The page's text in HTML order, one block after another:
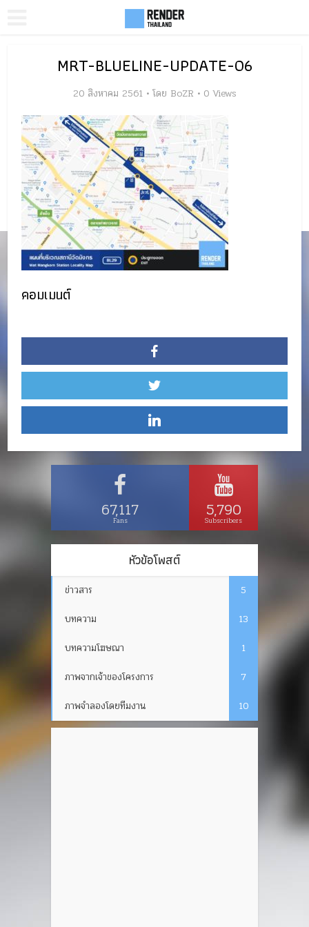
MRT-BLUELINE-UPDATE-06
20 สิงหาคม 2561 โดย BoZR 0 Views
คอมเมนต์
67,117
Fans 5,790
Subscribers
หัวข้อโพสต์
ข่าวสาร
5
บทความ
13
บทความโฆษณา
1
ภาพจากเจ้าของโครงการ
7
ภาพจำลองโดยทีมงาน
10